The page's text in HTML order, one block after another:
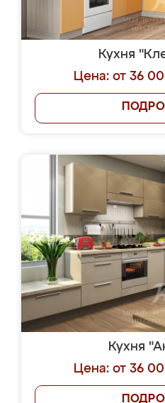
Кухня
Цена: от 36
Кухня
Цена: от 36